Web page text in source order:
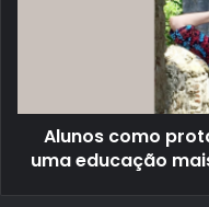
Alunos como
uma educação